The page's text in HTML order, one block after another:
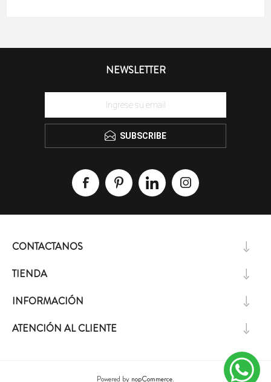
NEWSLETTER
SUBSCRIBE
CONTACTANOS
TIENDA
INFORMACIÓN
ATENCIÓN AL CLIENTE
Powered by nopCommerce.